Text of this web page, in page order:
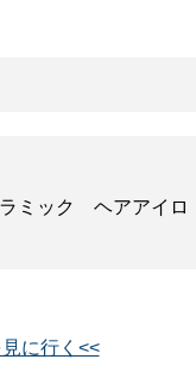
ミック ヘアアイロ
に行く<<